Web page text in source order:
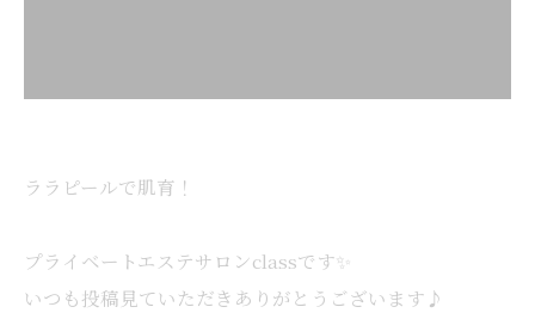
ララピールで肌育！
プライベートエステサロンclassです✨
いつも投稿見ていただきありがとうございます♪